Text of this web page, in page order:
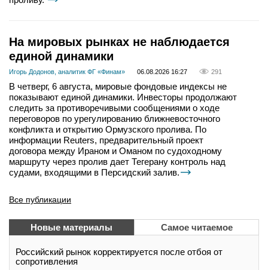
На мировых рынках не наблюдается
единой динамики
Игорь Додонов, аналитик ФГ «Финам» 06.08.2026 16:27 291
В четверг, 6 августа, мировые фондовые индексы не
показывают единой динамики. Инвесторы продолжают
следить за противоречивыми сообщениями о ходе
переговоров по урегулированию ближневосточного
конфликта и открытию Ормузского пролива. По
информации Reuters, предварительный проект
договора между Ираном и Оманом по судоходному
маршруту через пролив дает Тегерану контроль над
судами, входящими в Персидский залив.
Все публикации
Новые материалы Самое читаемое
Российский рынок корректируется после отбоя от
сопротивления